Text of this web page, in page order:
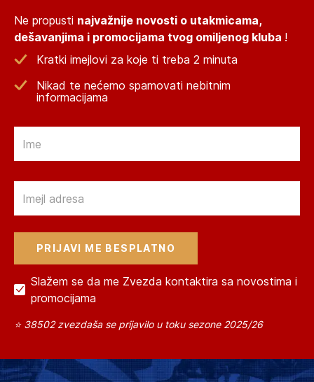
Ne propusti najvažnije novosti o utakmicama,
dešavanjima i promocijama tvog omiljenog kluba !
Kratki imejlovi za koje ti treba 2 minuta
Nikad te nećemo spamovati nebitnim
informacijama
Slažem se da me Zvezda kontaktira sa novostima i
promocijama
⭐ 38502 zvezdaša se prijavilo u toku sezone 2025/26